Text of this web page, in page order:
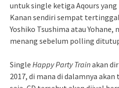
untuk single ketiga Aqours yang
Kanan sendiri sempat
Yoshiko Tsushima atau Yohane,
menang sebelum polling
Single Happy Party Trainakan
2017, di mana di dalamnya